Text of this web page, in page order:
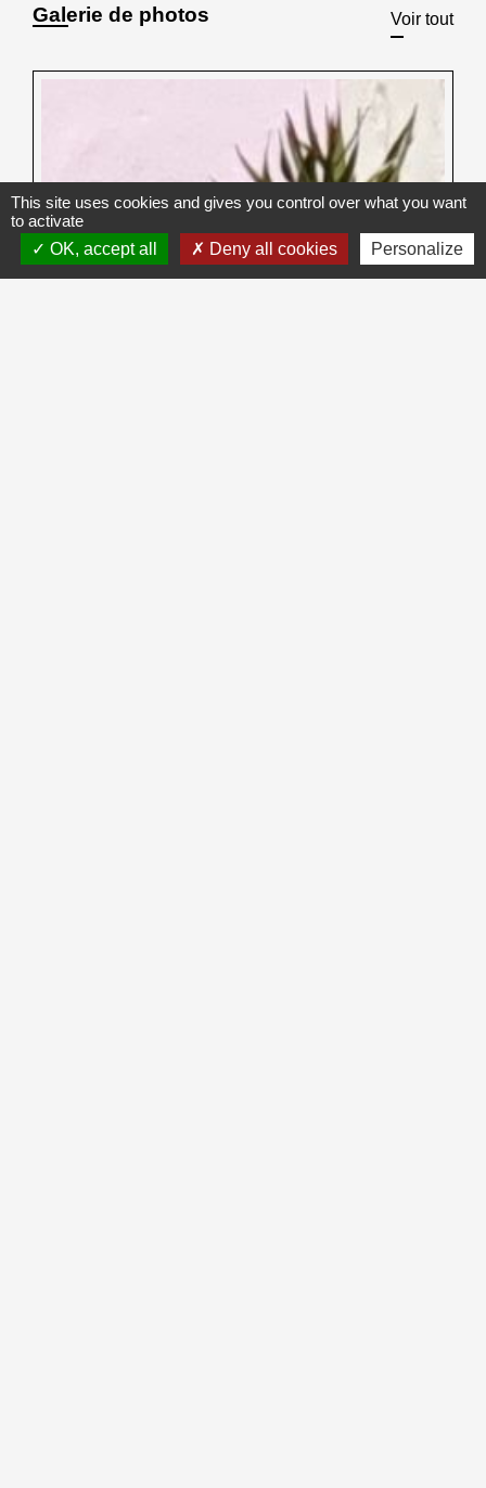
Galerie de photos Voir tout
This site uses cookies and gives you control over what you want
to activate
OK, accept all
Deny all cookies Personalize